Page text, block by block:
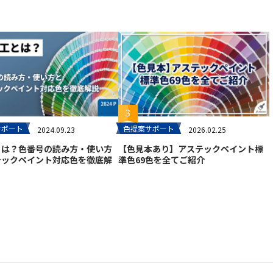
ート 2024.09.23
？色番号の読み方・使い方
クペイント対応色を徹底解
色提案サポート 2026.02.25
【色見本あり】アステックペイント標
準色69色を全てご紹介